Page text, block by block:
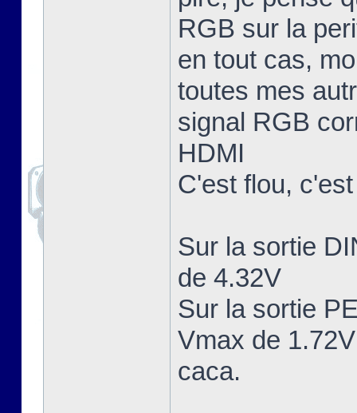
RGB sur la
en tout cas,
toutes mes
signal RGB
HDMI
C'est flou,
Sur la sortie
de 4.32V
Sur la sortie
Vmax de
caca.